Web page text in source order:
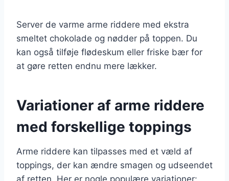
Server de varme arme riddere med ekstra
smeltet chokolade og nødder på toppen. Du
kan også tilføje flødeskum eller friske bær for
at gøre retten endnu mere lækker.
Variationer af arme riddere
med forskellige toppings
Arme riddere kan tilpasses med et væld af
toppings, der kan ændre smagen og udseendet
af retten. Her er nogle populære variationer: